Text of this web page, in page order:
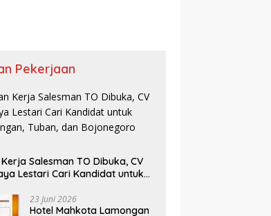
Kota Cek
Pastikan
Limbah
Bupati Anton Resmikan
Pemugaran Makam dr.
Pekerjaan
Salesman TO Dibuka, CV
Lestari Cari Kandidat untuk
23 Juni 2026
Hotel Mahkota Lamongan